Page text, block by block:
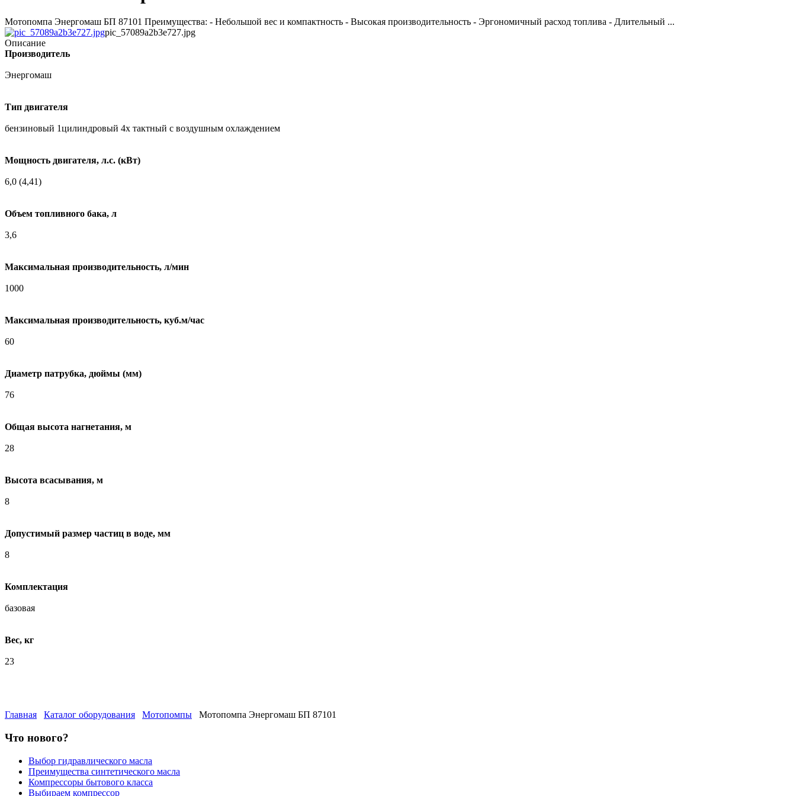
Мотопомпа Энергомаш БП 87101 Преимущества: - Небольшой вес и компактность - Высокая производительность - Эргономичный расход топлива - Длительный ...
pic_57089a2b3e727.jpg
Описание
Производитель
Энергомаш
Тип двигателя
бензиновый 1цилиндровый 4х тактный с воздушным охлаждением
Мощность двигателя, л.с. (кВт)
6,0 (4,41)
Объем топливного бака, л
3,6
Максимальная производительность, л/мин
1000
Максимальная производительность, куб.м/час
60
Диаметр патрубка, дюймы (мм)
76
Общая высота нагнетания, м
28
Высота всасывания, м
8
Допустимый размер частиц в воде, мм
8
Комплектация
базовая
Вес, кг
23
Главная Каталог оборудования Мотопомпы Мотопомпа Энергомаш БП 87101
Что нового?
Выбор гидравлического масла
Преимущества синтетического масла
Компрессоры бытового класса
Выбираем компрессор